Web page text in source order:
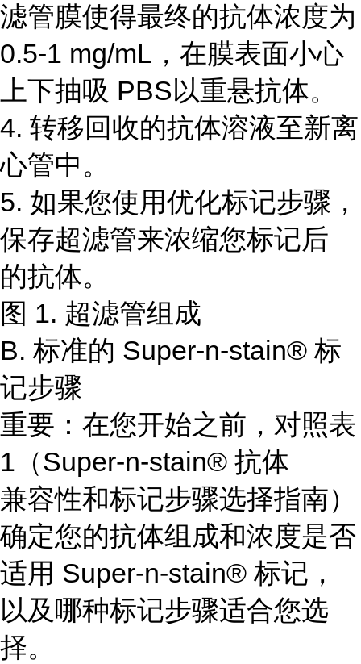
滤管膜使得最终的抗体浓度为
0.5-1 mg/mL，在膜表面小心
上下抽吸 PBS以重悬抗体。
4. 转移回收的抗体溶液至新离
心管中。
5. 如果您使用优化标记步骤，
保存超滤管来浓缩您标记后
的抗体。
图 1. 超滤管组成
B. 标准的 Super-n-stain® 标
记步骤
重要：在您开始之前，对照表
1（Super-n-stain® 抗体
兼容性和标记步骤选择指南）
确定您的抗体组成和浓度是否
适用 Super-n-stain® 标记，
以及哪种标记步骤适合您选
择。